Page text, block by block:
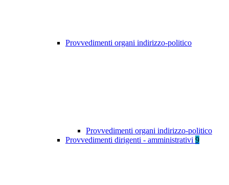
Provvedimenti organi indirizzo-politico
Provvedimenti organi indirizzo-politico
Provvedimenti dirigenti - amministrativi 9